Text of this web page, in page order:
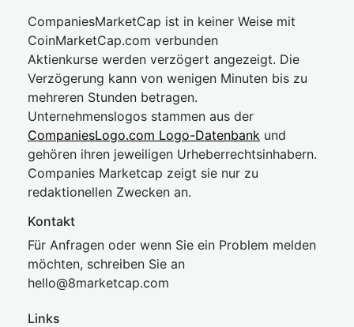
CompaniesMarketCap ist in keiner Weise mit
CoinMarketCap.com verbunden
Aktienkurse werden verzögert angezeigt. Die
Verzögerung kann von wenigen Minuten bis zu
mehreren Stunden betragen.
Unternehmenslogos stammen aus der
CompaniesLogo.com Logo-Datenbank und
gehören ihren jeweiligen Urheberrechtsinhabern.
Companies Marketcap zeigt sie nur zu
redaktionellen Zwecken an.
Kontakt
Für Anfragen oder wenn Sie ein Problem melden
möchten, schreiben Sie an
hello@8marketcap.com
Links